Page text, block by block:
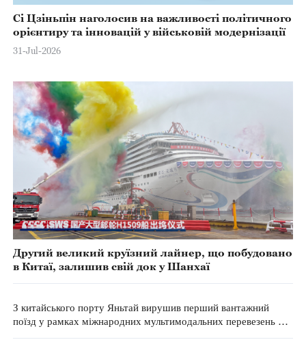
Сі Цзіньпін наголосив на важливості політичного
орієнтиру та інновацій у військовій модернізації
31-Jul-2026
Другий великий круїзний лайнер, що побудовано
в Китаї, залишив свій док у Шанхаї
З китайського порту Яньтай вирушив перший вантажний
поїзд у рамках міжнародних мультимодальних перевезень у